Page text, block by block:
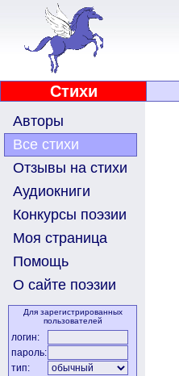
Стихи
Авторы
Все стихи
Отзывы на стихи
Аудиокниги
Конкурсы поэзии
Моя страница
Помощь
О сайте поэзии
Для зарегистрированных
пользователей
логин:
пароль:
тип: